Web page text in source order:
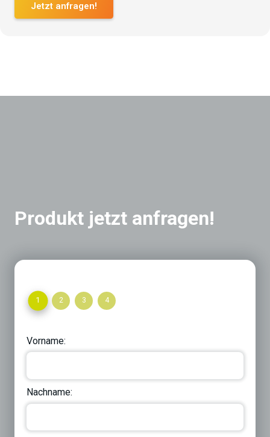
Jetzt anfragen!
Produkt jetzt anfragen!
1 2 3 4
Vorname:
Nachname: